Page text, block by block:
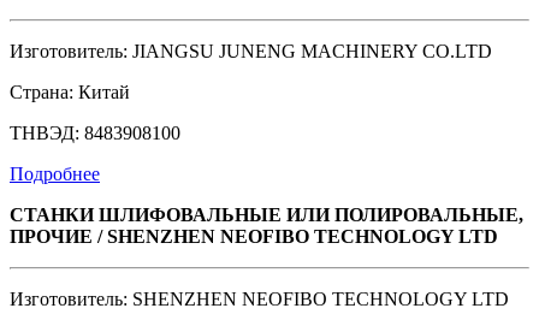
Изготовитель: JIANGSU JUNENG MACHINERY CO.LTD
Страна: Китай
ТНВЭД: 8483908100
Подробнее
СТАНКИ ШЛИФОВАЛЬНЫЕ ИЛИ ПОЛИРОВАЛЬНЫЕ,
ПРОЧИЕ / SHENZHEN NEOFIBO TECHNOLOGY LTD
Изготовитель: SHENZHEN NEOFIBO TECHNOLOGY LTD